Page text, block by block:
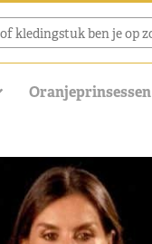
Oranjeprinsessen